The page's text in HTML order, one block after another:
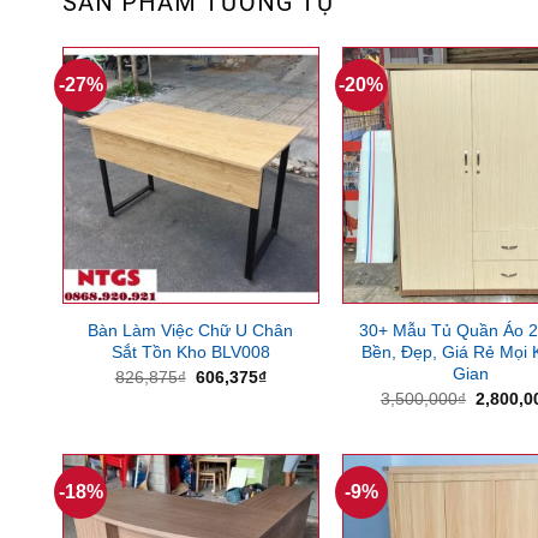
-27%
Bàn Làm Việc Chữ U Chân
Sắt Tồn Kho BLV008
826,875₫ Giá
606,375₫Giá
-20%
30+ Mẫu Tủ Quần Áo
Bền, Đẹp, Giá Rẻ Mọi
Gian
3,500,000₫ Giá
gốc
-18% -9%